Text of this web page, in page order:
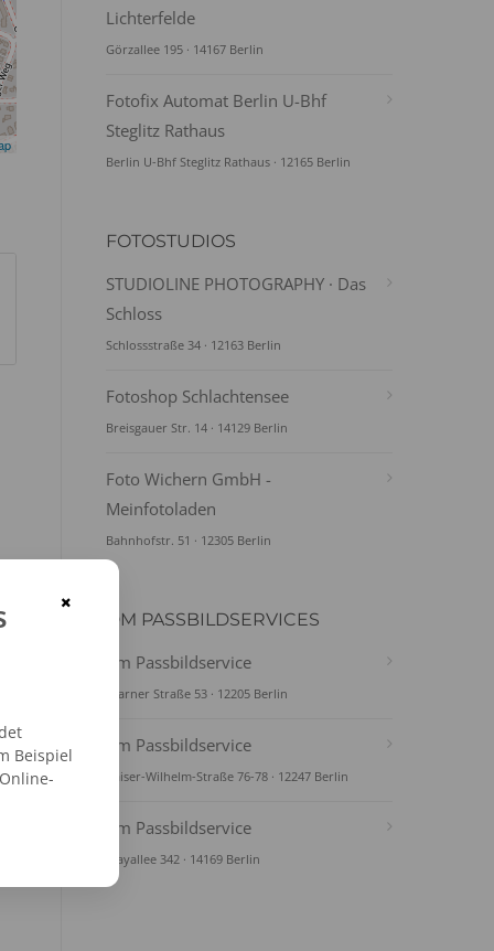
Lichterfelde
Görzallee 195 · 14167 Berlin
Fotofix Automat Berlin U-Bhf
Steglitz Rathaus
Berlin U-Bhf Steglitz Rathaus · 12165 Berlin
FOTOSTUDIOS
STUDIOLINE PHOTOGRAPHY · Das
Schloss
Schlossstraße 34 · 12163 Berlin
Fotoshop Schlachtensee
Breisgauer Str. 14 · 14129 Berlin
Foto Wichern GmbH -
Meinfotoladen
Bahnhofstr. 51 · 12305 Berlin
DM PASSBILDSERVICES
dm Passbildservice
Glarner Straße 53 · 12205 Berlin
dm Passbildservice
Kaiser-Wilhelm-Straße 76-78 · 12247 Berlin
dm Passbildservice
Clayallee 342 · 14169 Berlin
×
Beispiel